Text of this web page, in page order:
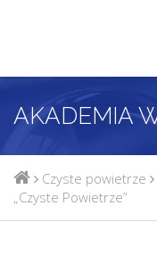
Czyste powietrze
„Czyste Powietrze”